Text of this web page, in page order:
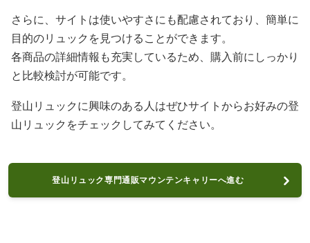
さらに、サイトは使いやすさにも配慮されており、簡単に
目的のリュックを見つけることができます。
各商品の詳細情報も充実しているため、購入前にしっかり
と比較検討が可能です。
登山リュックに興味のある人はぜひサイトからお好みの登
山リュックをチェックしてみてください。
登山リュック専門通販マウンテンキャリーへ進む